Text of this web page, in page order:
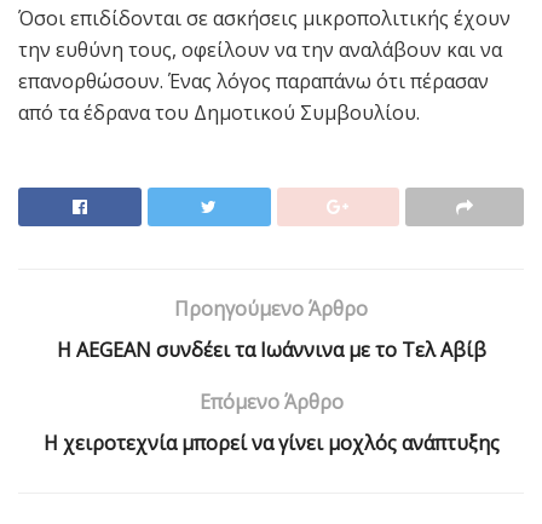
Όσοι επιδίδονται σε ασκήσεις μικροπολιτικής έχουν
την ευθύνη τους, οφείλουν να την αναλάβουν και να
επανορθώσουν. Ένας λόγος παραπάνω ότι πέρασαν
από τα έδρανα του Δημοτικού Συμβουλίου.
Προηγούμενο Άρθρο
Η AEGEAN συνδέει τα Ιωάννινα με το Τελ Αβίβ
Επόμενο Άρθρο
Η χειροτεχνία μπορεί να γίνει μοχλός ανάπτυξης